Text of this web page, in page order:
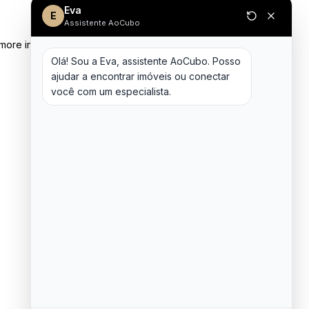
information)
E Eva
Assistente AoCubo
Olá! Sou a Eva, assistente AoCubo. Posso
ajudar a encontrar imóveis ou conectar
você com um especialista.